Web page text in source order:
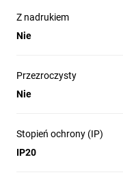
Z nadrukiem
Nie
Przezroczysty
Nie
Stopień ochrony (IP)
IP20